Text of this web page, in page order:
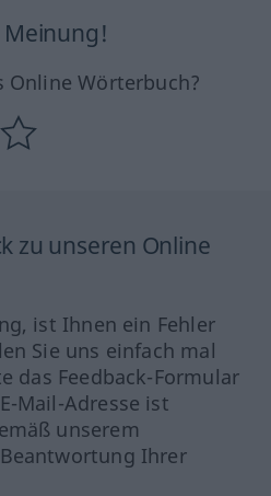
Meinung!
Wörterbuch?
zu unseren Online
ist Ihnen ein Fehler
Sie uns einfach mal
das Feedback-Formular
Mail-Adresse ist
unserem
Ihrer